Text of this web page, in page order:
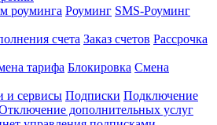
роуминга Роуминг SMS-Роуминг
счета Заказ счетов Рассрочка
тарифа Блокировка Смена
и сервисы Подписки Подключение
дополнительных услуг